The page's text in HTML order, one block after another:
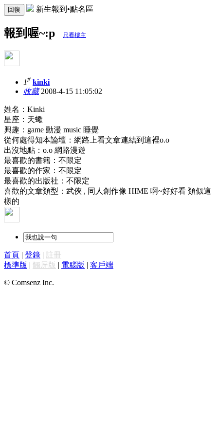
回復 新生報到•點名區
報到喔~:p 只看樓主
1# kinki
收藏2008-4-15 11:05:02
姓名：Kinki
星座：天蠍
興趣：game 動漫 music 睡覺
從何處得知本論壇：網路上看文章連結到這裡o.o
出沒地點：o.o 網路漫遊
最喜歡的書籍：不限定
最喜歡的作家：不限定
最喜歡的出版社：不限定
喜歡的文章類型：武俠 , 同人創作像 HIME 啊~好好看 類似這
樣的
首頁 | 登錄 | 註冊
標準版 | 觸屏版 | 電腦版 | 客戶端
© Comsenz Inc.